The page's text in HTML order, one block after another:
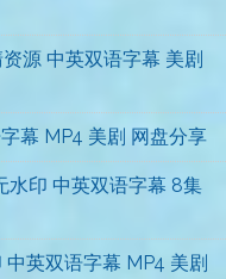
源 中英双语字幕 美剧
幕 MP4 美剧 网盘分享
水印 中英双语字幕 8集
英双语字幕 MP4 美剧